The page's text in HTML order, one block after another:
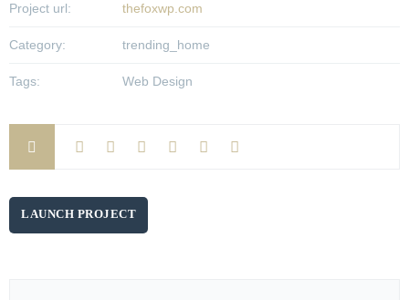
Project url: thefoxwp.com
Category: trending_home
Tags: Web Design
LAUNCH PROJECT